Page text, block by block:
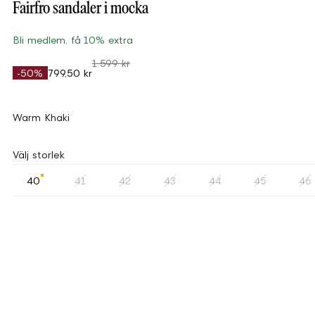
Fairfro sandaler i mocka
Bli medlem, få 10% extra
-50% 799,50 kr
1 599 kr
Warm Khaki
Välj storlek
40 41 42 43 44 45 46